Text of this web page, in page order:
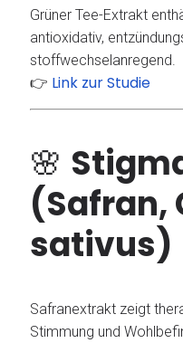
Grüner Tee-Extrakt
antioxidativ,
stoffwechselanregend.
👉 Link zur Studie
🌸
(Safran,
sativus)
Safranextrakt zeigt
Stimmung und